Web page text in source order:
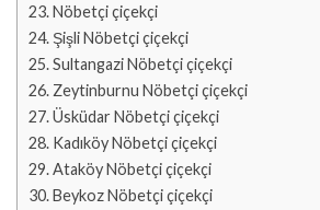
Nöbetçi çiçekçi
Şişli Nöbetçi çiçekçi
Sultangazi Nöbetçi çiçekçi
Zeytinburnu Nöbetçi çiçekçi
Üsküdar Nöbetçi çiçekçi
Kadıköy Nöbetçi çiçekçi
Ataköy Nöbetçi çiçekçi
Beykoz Nöbetçi çiçekçi